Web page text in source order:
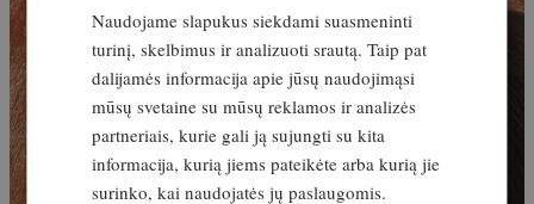
Naudojame slapukus siekdami suasmeninti
turinį, skelbimus ir analizuoti srautą. Taip pat
dalijamės informacija apie jūsų naudojimąsi
mūsų svetaine su mūsų reklamos ir analizės
partneriais, kurie gali ją sujungti su kita
informacija, kurią jiems pateikėte arba kurią jie
surinko, kai naudojatės jų paslaugomis.